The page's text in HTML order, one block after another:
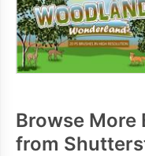
Browse More
from